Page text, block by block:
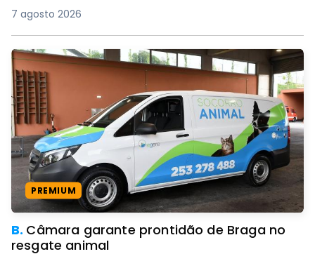
7 agosto 2026
PREMIUM
B. Câmara garante prontidão de Braga no
resgate animal